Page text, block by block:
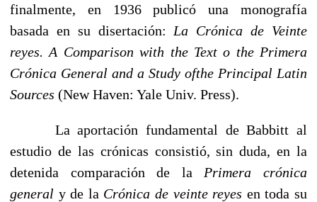
finalmente, en 1936 publicó una monografía
basada en su disertación: La Crónica de Veinte
reyes.A Comparison with the Text o the Primera
Cró­nica General and a Study ofthe Principal Latin
Sources (New Haven: Yale Univ. Press).
La aportación fundamental de Babbitt al
estudio de las crónicas consistió, sin duda, en la
detenida comparación de la Primera crónica
general y de la Crónica de veinte reyes en toda su